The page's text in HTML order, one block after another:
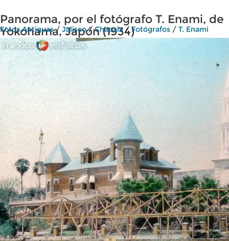
Panorama, por el fotógrafo T. Enami, de
Yokohama, Japón (1934)
Fotos Antiguas/ Jalisco/Chapala/ Fotógrafos / T. Enami